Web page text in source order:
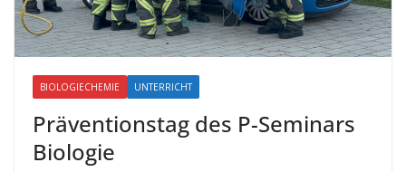
BIOLOGIECHEMIE UNTERRICHT
Präventionstag des P-Seminars
Biologie